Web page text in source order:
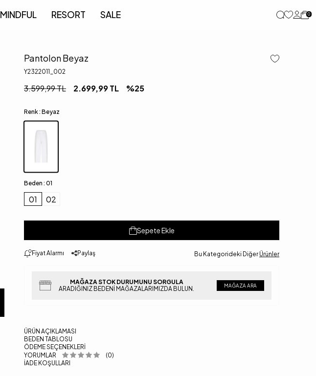
MINDFUL RESORT SALE 0
Pantolon Beyaz
Y2322011_002
3.599,99TL 2.699,99TL %25
Renk : Beyaz
Beden : 01
01 02
Sepete Ekle
Fiyat Alarmı Paylaş Bu Kategorideki Diğer Ürünler
MAĞAZA STOK DURUMUNU SORGULA
ARADIĞINIZ BEDENI MAĞAZALARIMIZDA BULUN.
MAĞAZA ARA
ÜRÜN AÇIKLAMASI
BEDEN TABLOSU
ÖDEME SEÇENEKLERI
YORUMLAR
(0)
İADE KOŞULLARI